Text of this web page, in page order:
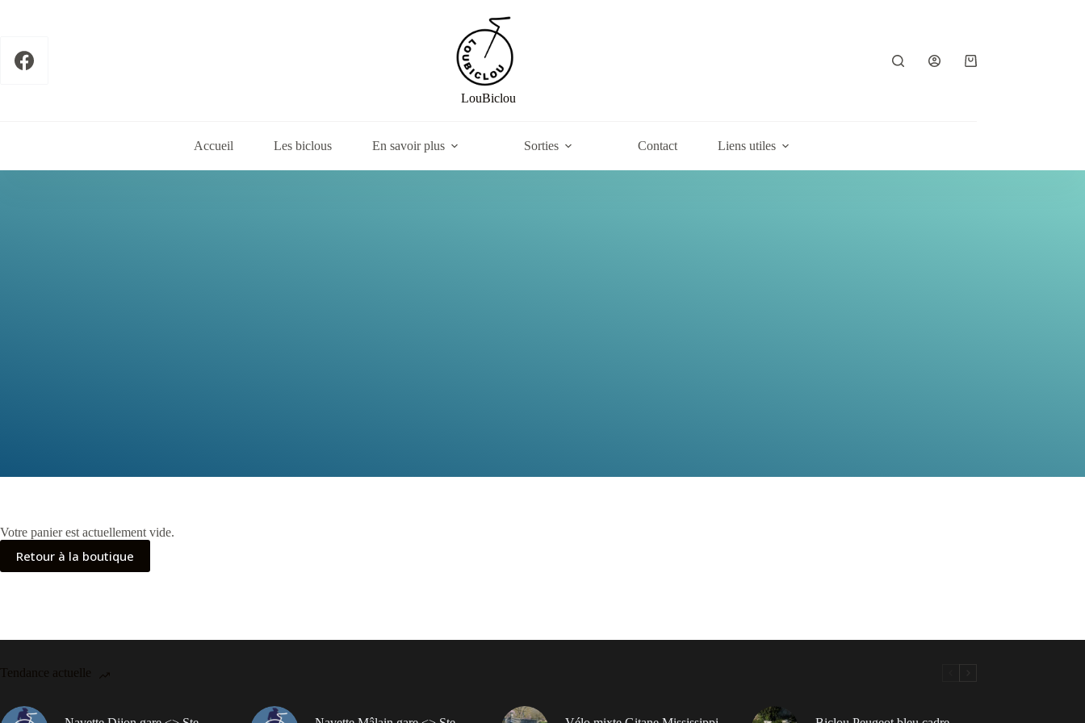
LouBiclou
Panier
Accueil Les biclous En savoir plus Sorties Contact Liens utiles
Votre panier est actuellement vide.
Retour à la boutique
Tendance actuelle